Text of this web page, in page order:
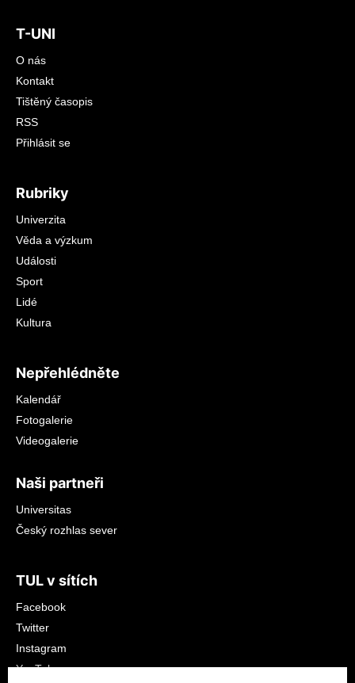
T-UNI
O nás
Kontakt
Tištěný časopis
RSS
Přihlásit se
Rubriky
Univerzita
Věda a výzkum
Události
Sport
Lidé
Kultura
Nepřehlédněte
Kalendář
Fotogalerie
Videogalerie
Naši partneři
Universitas
Český rozhlas sever
TUL v sítích
Facebook
Twitter
Instagram
YouTube